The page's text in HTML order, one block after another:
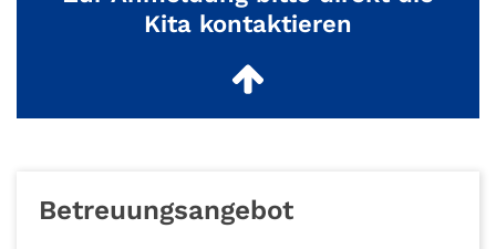
Kita kontaktieren
Betreuungsangebot